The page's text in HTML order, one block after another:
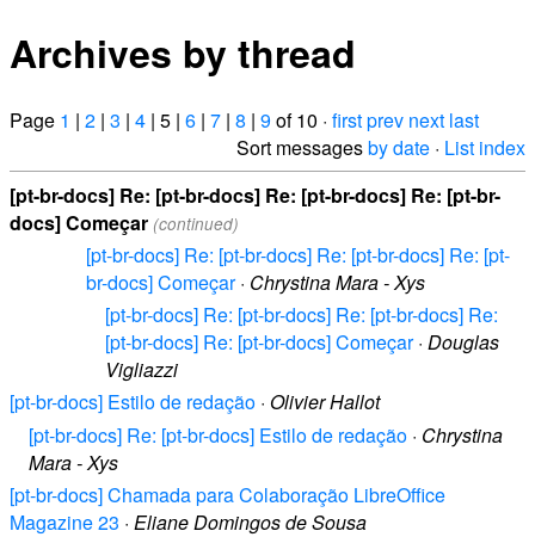
Archives by thread
Page 1 | 2 | 3 | 4 | 5 | 6 | 7 | 8 | 9of 10 · firstprev next last
Sort messagesby date · List index
[pt-br-docs] Re: [pt-br-docs] Re: [pt-br-docs] Re: [pt-br-
docs] Começar (continued)
[pt-br-docs] Re: [pt-br-docs] Re: [pt-br-docs] Re: [pt-
br-docs] Começar· Chrystina Mara - Xys
[pt-br-docs] Re: [pt-br-docs] Re: [pt-br-docs] Re:
[pt-br-docs] Re: [pt-br-docs] Começar· Douglas
Vigliazzi
[pt-br-docs] Estilo de redação · Olivier Hallot
[pt-br-docs] Re: [pt-br-docs] Estilo de redação · Chrystina
Mara - Xys
[pt-br-docs] Chamada para Colaboração LibreOffice
Magazine 23 · Eliane Domingos de Sousa